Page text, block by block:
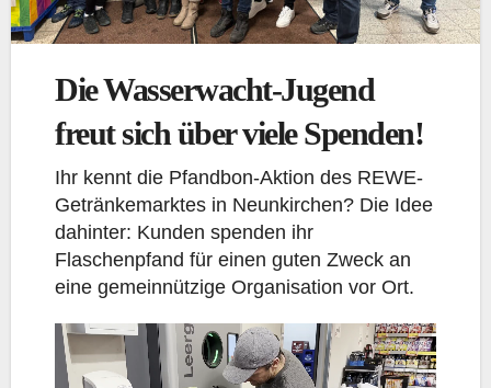
Die Wasserwacht-Jugend
freut sich über viele Spenden!
Ihr kennt die Pfandbon-Aktion des REWE-
Getränkemarktes in Neunkirchen? Die Idee
dahinter: Kunden spenden ihr
Flaschenpfand für einen guten Zweck an
eine gemeinnützige Organisation vor Ort.